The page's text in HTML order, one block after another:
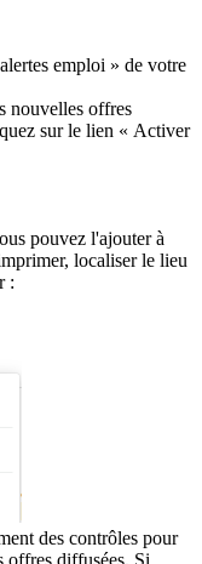
emploi » de votre
nouvelles offres
sur le lien « Activer
pouvez l'ajouter à
localiser le lieu
:
des contrôles pour
offres diffusées. Si